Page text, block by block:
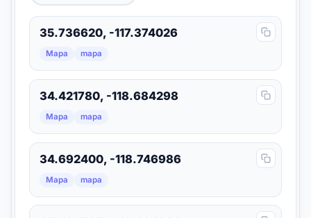
35.736620, -117.374026
Mapa mapa
34.421780, -118.684298
Mapa mapa
34.692400, -118.746986
Mapa mapa